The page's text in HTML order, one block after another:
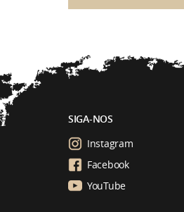
SIGA-NOS
Instagram
Facebook
YouTube